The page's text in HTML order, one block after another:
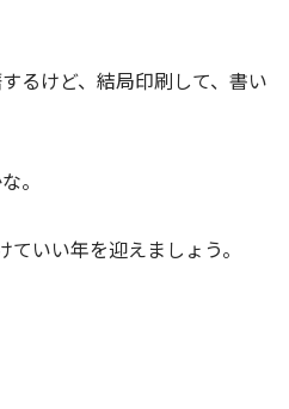
るけど、結局印刷して、書い
。
いい年を迎えましょう。